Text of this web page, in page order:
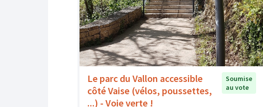
Le parc du Vallon accessible
côté Vaise (vélos, poussettes,
...) - Voie verte !
Soumise
au vote